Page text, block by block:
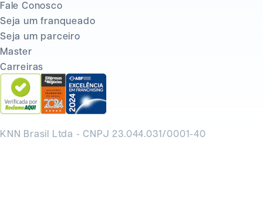
KNN Brasil Ltda - CNPJ 23.044.031/0001-40
Fale Conosco
Seja um franqueado
Seja um parceiro
Master
Carreiras